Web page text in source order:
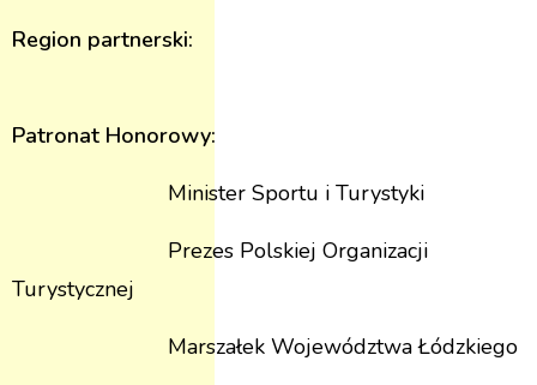
Region partnerski:
Patronat Honorowy:
Minister Sportu i Turystyki
Prezes Polskiej Organizacji
Turystycznej
Marszałek Województwa Łódzkiego